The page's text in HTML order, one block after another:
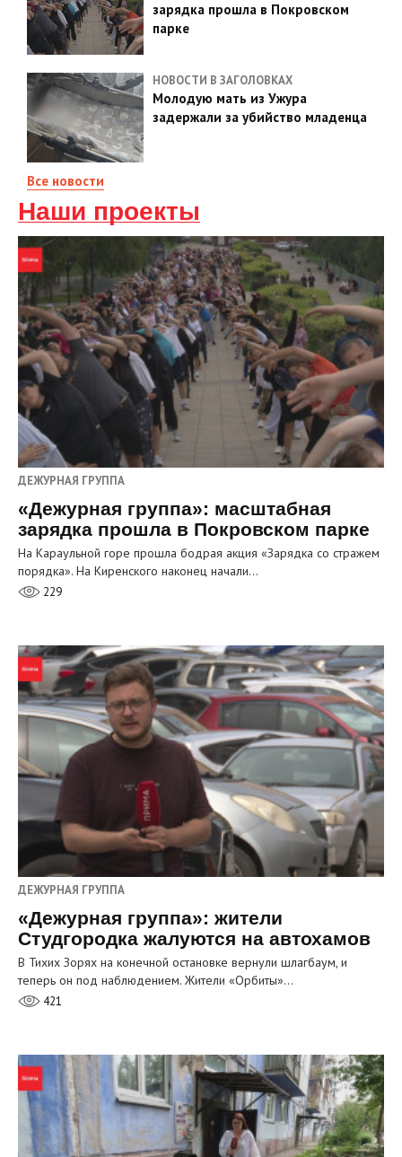
зарядка прошла в Покровском
парке
НОВОСТИ В ЗАГОЛОВКАХ
Молодую мать из Ужура
задержали за убийство младенца
Все новости
Наши проекты
ДЕЖУРНАЯ ГРУППА
«Дежурная группа»: масштабная
зарядка прошла в Покровском парке
На Караульной горе прошла бодрая акция «Зарядка со стражем
порядка». На Киренского наконец начали…
229
ДЕЖУРНАЯ ГРУППА
«Дежурная группа»: жители
Студгородка жалуются на автохамов
В Тихих Зорях на конечной остановке вернули шлагбаум, и
теперь он под наблюдением. Жители «Орбиты»…
421